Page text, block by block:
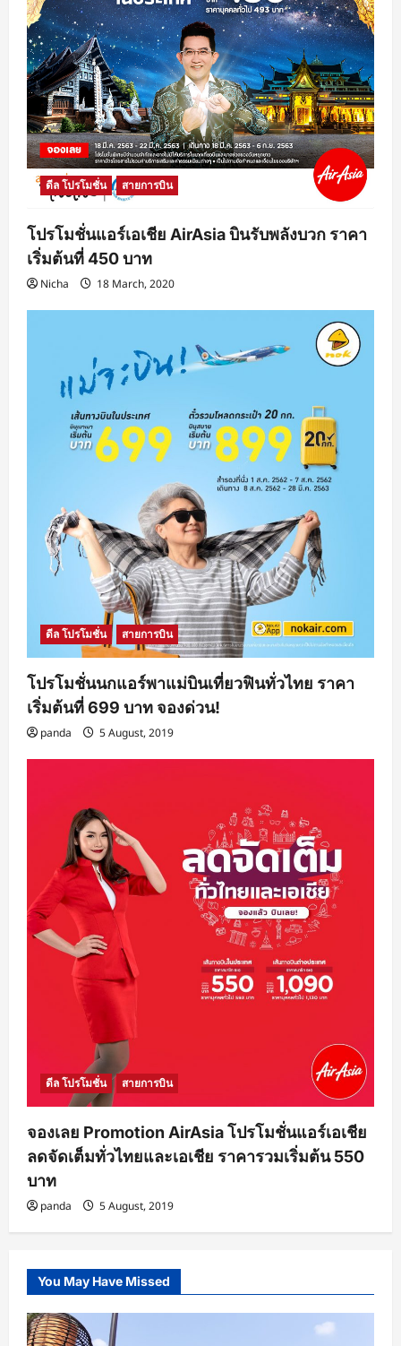
ดีล โปรโมชั่น สายการบิน
โปรโมชั่นแอร์เอเชีย AirAsia บินรับพลังบวก ราคา
เริ่มต้นที่ 450 บาท
Nicha 18 March, 2020
ดีล โปรโมชั่น สายการบิน
โปรโมชั่นนกแอร์พาแม่บินเที่ยวฟินทั่วไทย ราคา
เริ่มต้นที่ 699 บาท จองด่วน!
panda 5 August, 2019
ดีล โปรโมชั่น สายการบิน
จองเลย Promotion AirAsia โปรโมชั่นแอร์เอเชีย
ลดจัดเต็มทั่วไทยและเอเชีย ราคารวมเริ่มต้น 550
บาท
panda 5 August, 2019
You May Have Missed